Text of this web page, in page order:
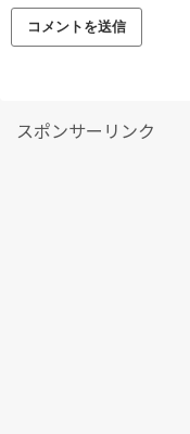
スポンサーリンク